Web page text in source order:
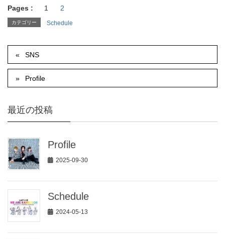
Pages : 1 2
カテゴリー Schedule
SNS
Profile
最近の投稿
Profile
2025-09-30
Schedule
2024-05-13